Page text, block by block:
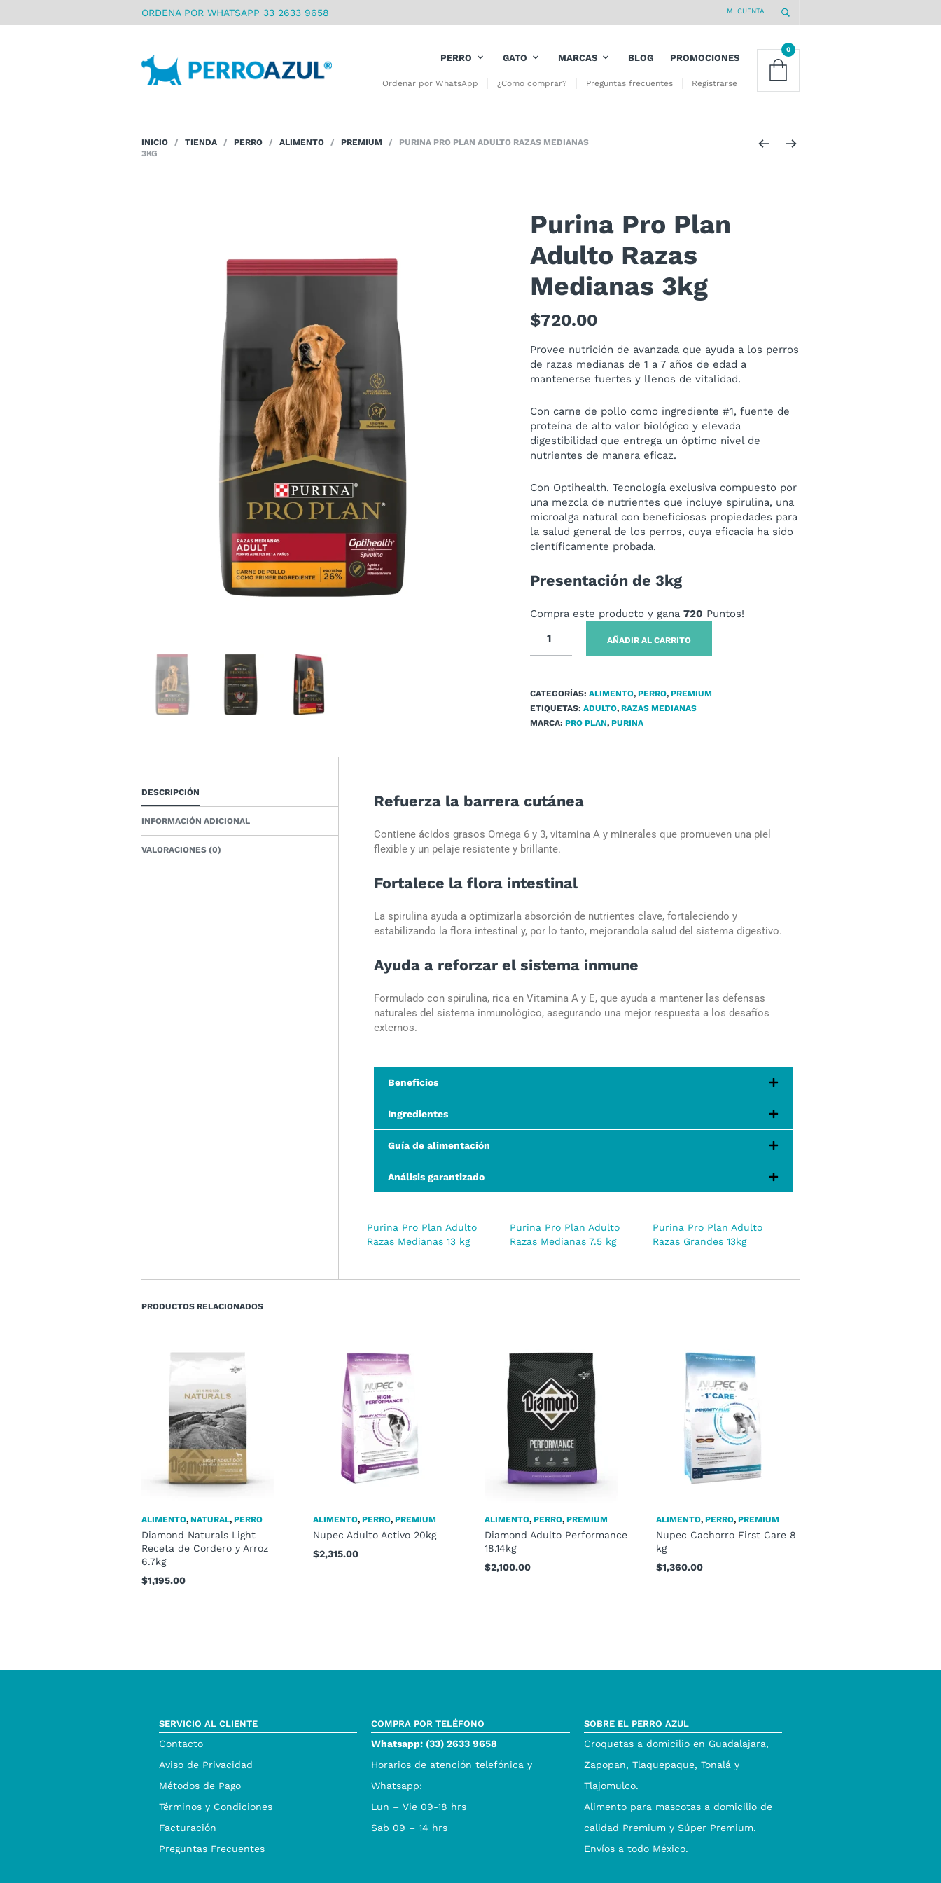
ORDENA POR WHATSAPP 33 2633 9658 MI CUENTA
PERRO GATO MARCAS BLOG PROMOCIONES
Ordenar por WhatsApp ¿Como comprar? Preguntas frecuentes Registrarse
0
INICIO / TIENDA / PERRO / ALIMENTO / PREMIUM / PURINA PRO PLAN ADULTO RAZAS MEDIANAS
3KG
Purina Pro Plan
Adulto Razas
Medianas 3kg
$720.00
Provee nutrición de avanzada que ayuda a los perros
de razas medianas de 1 a 7 años de edad a
mantenerse fuertes y llenos de vitalidad.
Con carne de pollo como ingrediente #1, fuente de
proteína de alto valor biológico y elevada
digestibilidad que entrega un óptimo nivel de
nutrientes de manera eficaz.
Con Optihealth. Tecnología exclusiva compuesto por
una mezcla de nutrientes que incluye spirulina, una
microalga natural con beneficiosas propiedades para
la salud general de los perros, cuya eficacia ha sido
científicamente probada.
Presentación de 3kg
Compra este producto y gana 720 Puntos!
AÑADIR AL CARRITO
CATEGORÍAS: ALIMENTO, PERRO, PREMIUM
ETIQUETAS: ADULTO, RAZAS MEDIANAS
MARCA: PRO PLAN, PURINA
DESCRIPCIÓN
INFORMACIÓN ADICIONAL
VALORACIONES (0)
Refuerza la barrera cutánea
Contiene ácidos grasos Omega 6 y 3, vitamina A y minerales que promueven una piel
flexible y un pelaje resistente y brillante.
Fortalece la flora intestinal
La spirulina ayuda a optimizarla absorción de nutrientes clave, fortaleciendo y
estabilizando la flora intestinal y, por lo tanto, mejorandola salud del sistema digestivo.
Ayuda a reforzar el sistema inmune
Formulado con spirulina, rica en Vitamina A y E, que ayuda a mantener las defensas
naturales del sistema inmunológico, asegurando una mejor respuesta a los desafíos
externos.
Beneficios
Ingredientes
Guía de alimentación
Análisis garantizado
Purina Pro Plan Adulto
Razas Medianas 13 kg
Purina Pro Plan Adulto
Razas Medianas 7.5 kg
Purina Pro Plan Adulto
Razas Grandes 13kg
PRODUCTOS RELACIONADOS
ALIMENTO, NATURAL, PERRO
Diamond Naturals Light
Receta de Cordero y Arroz
6.7kg
$1,195.00
ALIMENTO, PERRO, PREMIUM
Nupec Adulto Activo 20kg
$2,315.00
ALIMENTO, PERRO, PREMIUM
Diamond Adulto Performance
18.14kg
$2,100.00
ALIMENTO, PERRO, PREMIUM
Nupec Cachorro First Care 8
kg
$1,360.00
SERVICIO AL CLIENTE
Contacto
Aviso de Privacidad
Métodos de Pago
Términos y Condiciones
Facturación
Preguntas Frecuentes
COMPRA POR TELÉFONO
Whatsapp: (33) 2633 9658
Horarios de atención telefónica y
Whatsapp:
Lun – Vie 09-18 hrs
Sab 09 – 14 hrs
SOBRE EL PERRO AZUL
Croquetas a domicilio en Guadalajara,
Zapopan, Tlaquepaque, Tonalá y
Tlajomulco.
Alimento para mascotas a domicilio de
calidad Premium y Súper Premium.
Envíos a todo México.